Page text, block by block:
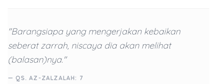
"Barangsiapa yang mengerjakan kebaikan
seberat zarrah, niscaya dia akan melihat
(balasan)nya."
— QS. AZ-ZALZALAH: 7